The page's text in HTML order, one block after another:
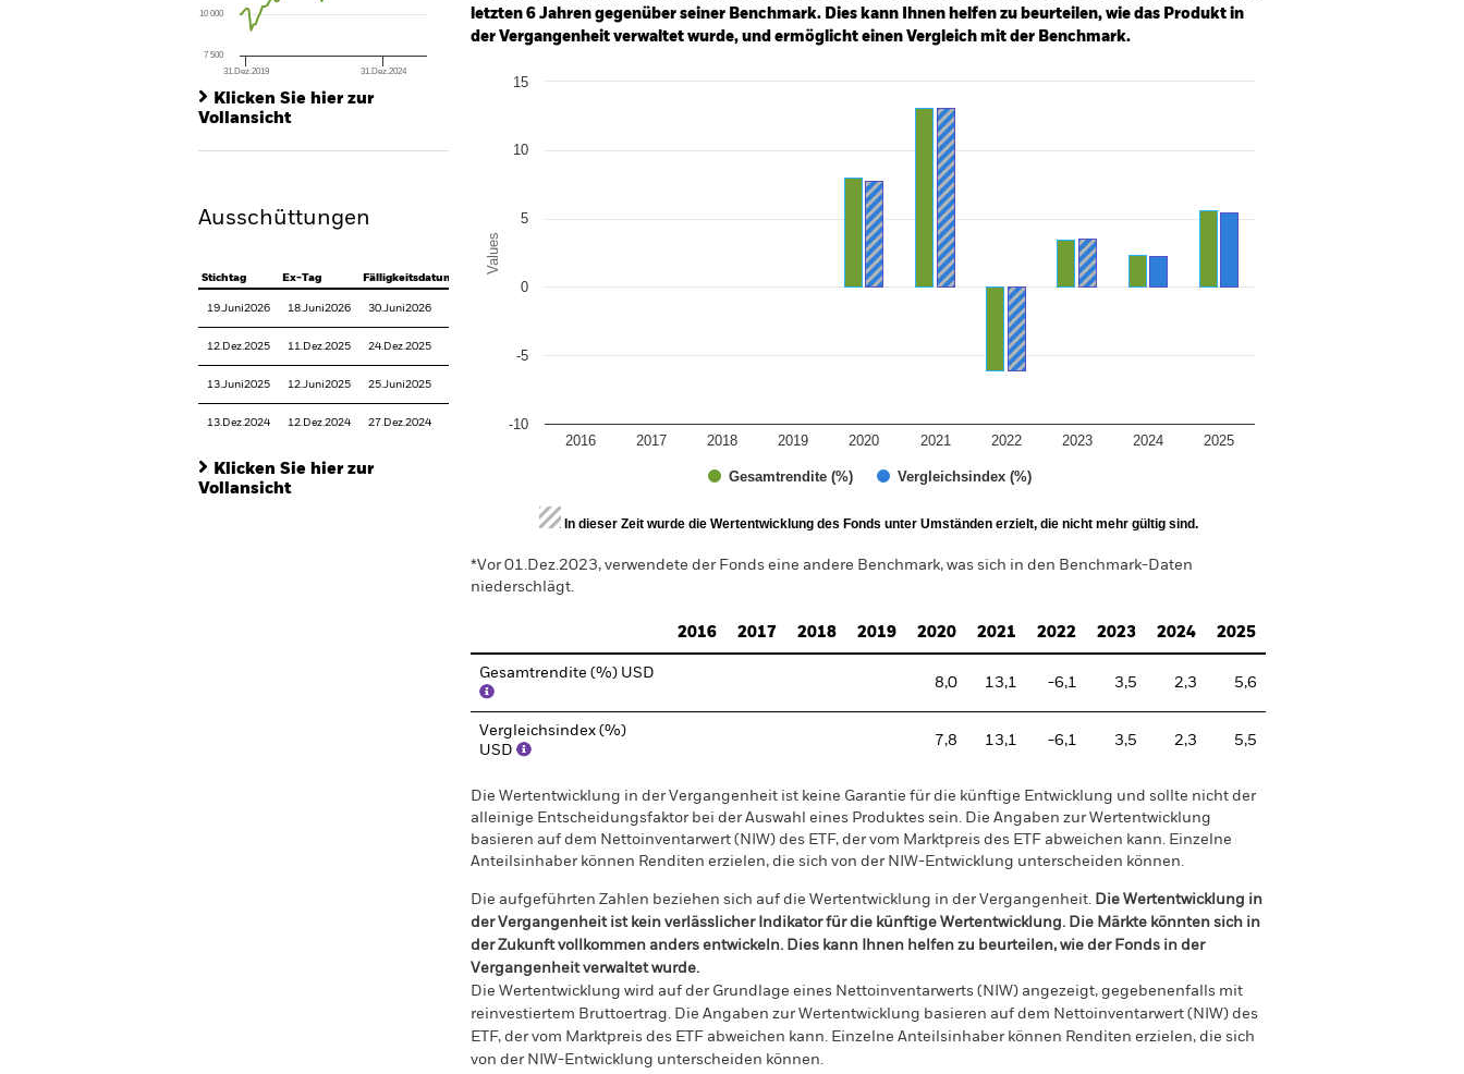
31.Dez.2019 31.Dez.2024
10 000
7 500
Klicken Sie hier zur
Vollansicht
Ausschüttungen
Stichtag Ex-Tag Fälligkeitsdatum
19.Juni2026 18.Juni2026 30.Juni2026
12.Dez.2025 11.Dez.2025 24.Dez.2025
13.Juni2025 12.Juni2025 25.Juni2025
13.Dez.2024 12.Dez.2024 27.Dez.2024
Klicken Sie hier zur
Vollansicht
letzten 6 Jahren gegenüber seiner Benchmark. Dies kann Ihnen helfen zu beurteilen, wie das Produkt in
der Vergangenheit verwaltet wurde, und ermöglicht einen Vergleich mit der Benchmark.
Bar chart with 2 data series.
Values
Gesamtrendite (%) Vergleichsindex (%)
2016 2017 2018 2019 2020 2021 2022 2023 2024 2025
-10
-5
0
5
10
15
End of interactive chart.
In dieser Zeit wurde die Wertentwicklung des Fonds unter Umständen erzielt, die nicht mehr gültig sind.
*Vor 01.Dez.2023, verwendete der Fonds eine andere Benchmark, was sich in den Benchmark-Daten
niederschlägt.
2016 2017 2018 2019 2020 2021 2022 2023 2024 2025
Gesamtrendite (%) USD
8,0 13,1 -6,1 3,5 2,3 5,6
Vergleichsindex (%)
USD
7,8 13,1 -6,1 3,5 2,3 5,5
Die Wertentwicklung in der Vergangenheit ist keine Garantie für die künftige Entwicklung und sollte nicht der
alleinige Entscheidungsfaktor bei der Auswahl eines Produktes sein. Die Angaben zur Wertentwicklung
basieren auf dem Nettoinventarwert (NIW) des ETF, der vom Marktpreis des ETF abweichen kann. Einzelne
Anteilsinhaber können Renditen erzielen, die sich von der NIW-Entwicklung unterscheiden können.
Die aufgeführten Zahlen beziehen sich auf die Wertentwicklung in der Vergangenheit. Die Wertentwicklung in
der Vergangenheit ist kein verlässlicher Indikator für die künftige Wertentwicklung. Die Märkte könnten sich in
der Zukunft vollkommen anders entwickeln. Dies kann Ihnen helfen zu beurteilen, wie der Fonds in der
Vergangenheit verwaltet wurde.
Die Wertentwicklung wird auf der Grundlage eines Nettoinventarwerts (NIW) angezeigt, gegebenenfalls mit
reinvestiertem Bruttoertrag. Die Angaben zur Wertentwicklung basieren auf dem Nettoinventarwert (NIW) des
ETF, der vom Marktpreis des ETF abweichen kann. Einzelne Anteilsinhaber können Renditen erzielen, die sich
von der NIW-Entwicklung unterscheiden können.